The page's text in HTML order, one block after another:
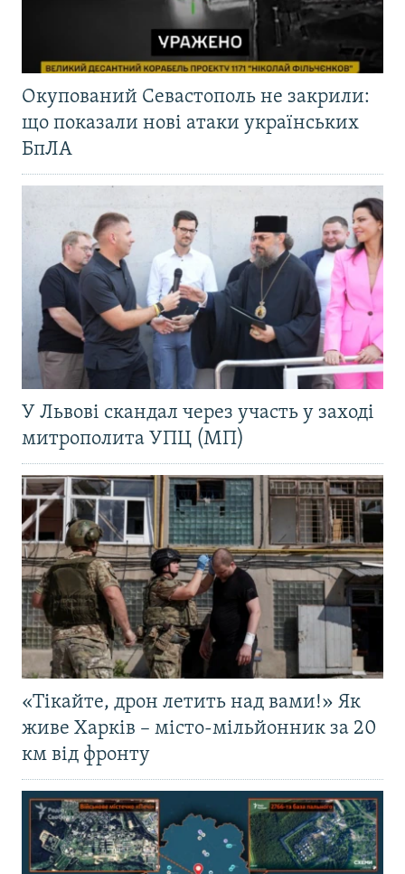
Окупований Севастополь не закрили:
що показали нові атаки українських
БпЛА
У Львові скандал через участь у заході
митрополита УПЦ (МП)
«Тікайте, дрон летить над вами!» Як
живе Харків – місто-мільйонник за 20
км від фронту